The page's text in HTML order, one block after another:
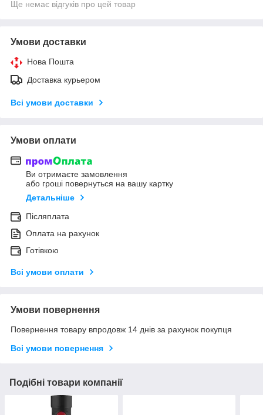
Ще немає відгуків про цей товар
Умови доставки
Нова Пошта
Доставка курьером
Всі умови доставки
Умови оплати
Ви отримаєте замовлення
або гроші повернуться на вашу картку
Детальніше
Післяплата
Оплата на рахунок
Готівкою
Всі умови оплати
Умови повернення
Повернення товару впродовж 14 днів за рахунок покупця
Всі умови повернення
Подібні товари компанії